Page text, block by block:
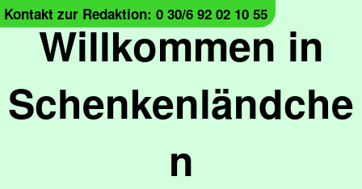
Willkommen in
Schenkenländche
n
Kontakt zur Redaktion: 0 30/6 92 02 10 55